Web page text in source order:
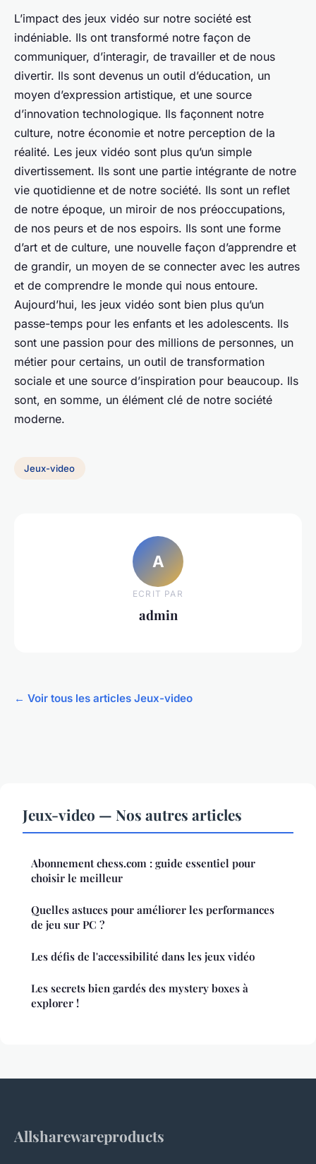
L’impact des jeux vidéo sur notre société est
indéniable. Ils ont transformé notre façon de
communiquer, d’interagir, de travailler et de nous
divertir. Ils sont devenus un outil d’éducation, un
moyen d’expression artistique, et une source
d’innovation technologique. Ils façonnent notre
culture, notre économie et notre perception de la
réalité. Les jeux vidéo sont plus qu’un simple
divertissement. Ils sont une partie intégrante de notre
vie quotidienne et de notre société. Ils sont un reflet
de notre époque, un miroir de nos préoccupations,
de nos peurs et de nos espoirs. Ils sont une forme
d’art et de culture, une nouvelle façon d’apprendre et
de grandir, un moyen de se connecter avec les autres
et de comprendre le monde qui nous entoure.
Aujourd’hui, les jeux vidéo sont bien plus qu’un
passe-temps pour les enfants et les adolescents. Ils
sont une passion pour des millions de personnes, un
métier pour certains, un outil de transformation
sociale et une source d’inspiration pour beaucoup. Ils
sont, en somme, un élément clé de notre société
moderne.
Jeux-video
A
ECRIT PAR
admin
← Voir tous les articles Jeux-video
Jeux-video — Nos autres articles
Abonnement chess.com : guide essentiel pour
choisir le meilleur
Quelles astuces pour améliorer les performances
de jeu sur PC ?
Les défis de l'accessibilité dans les jeux vidéo
Les secrets bien gardés des mystery boxes à
explorer !
Allsharewareproducts